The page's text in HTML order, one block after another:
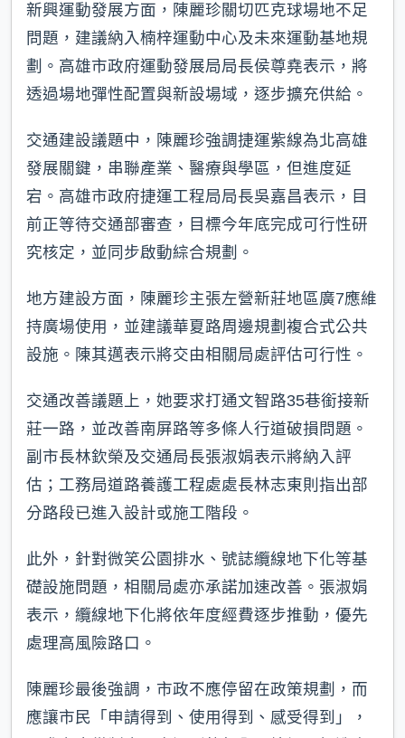
新興運動發展方面，陳麗珍關切匹克球場地不足
問題，建議納入楠梓運動中心及未來運動基地規
劃。高雄市政府運動發展局局長侯尊堯表示，將
透過場地彈性配置與新設場域，逐步擴充供給。
交通建設議題中，陳麗珍強調捷運紫線為北高雄
發展關鍵，串聯產業、醫療與學區，但進度延
宕。高雄市政府捷運工程局局長吳嘉昌表示，目
前正等待交通部審查，目標今年底完成可行性研
究核定，並同步啟動綜合規劃。
地方建設方面，陳麗珍主張左營新莊地區廣7應維
持廣場使用，並建議華夏路周邊規劃複合式公共
設施。陳其邁表示將交由相關局處評估可行性。
交通改善議題上，她要求打通文智路35巷銜接新
莊一路，並改善南屏路等多條人行道破損問題。
副市長林欽榮及交通局長張淑娟表示將納入評
估；工務局道路養護工程處處長林志東則指出部
分路段已進入設計或施工階段。
此外，針對微笑公園排水、號誌纜線地下化等基
礎設施問題，相關局處亦承諾加速改善。張淑娟
表示，纜線地下化將依年度經費逐步推動，優先
處理高風險路口。
陳麗珍最後強調，市政不應停留在政策規劃，而
應讓市民「申請得到、使用得到、感受得到」，